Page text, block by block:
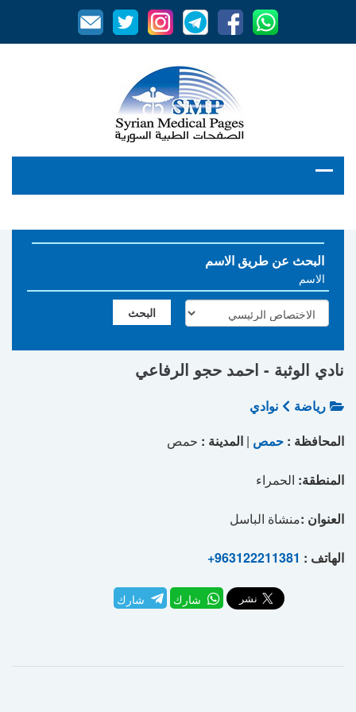
البحث عن طريق الاسم
نادي الوثبة - احمد حجو الرفاعي
رياضة
نوادي
المحافظة : حمص | المدينة : حمص
المنطقة: الحمراء
العنوان :منشاة الباسل
الهاتف : +963122211381
شارك شارك